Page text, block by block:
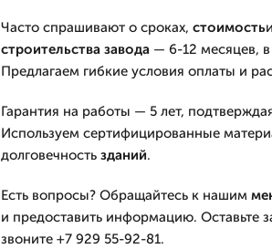
Часто спрашивают о сроках, стоимость
строительства завода— 6-12 месяцев, в
Предлагаем гибкие условия оплаты и
Гарантия на работы — 5 лет,
Используем сертифицированные
долговечность зданий.
Есть вопросы? Обращайтесь к нашим
и предоставить информацию. Оставьте
звоните +7 929 55-92-81.